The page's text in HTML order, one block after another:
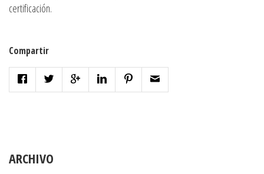
certificación.
Compartir
ARCHIVO